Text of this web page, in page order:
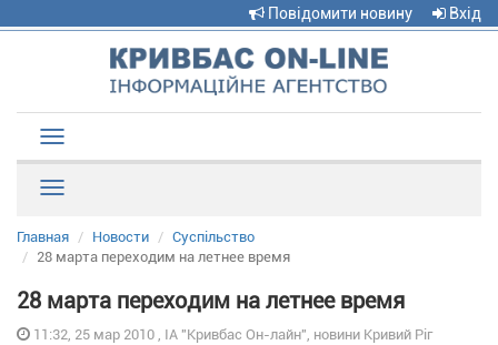
Повідомити новину Вхід
navigation
Главная Новости
Суспільство
28 марта переходим на летнее время
28 марта переходим на летнее время
11:32, 25 мар 2010 , ІА "Кривбас Он-лайн", новини Кривий Ріг